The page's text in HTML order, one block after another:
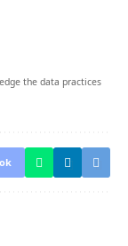
the data practices